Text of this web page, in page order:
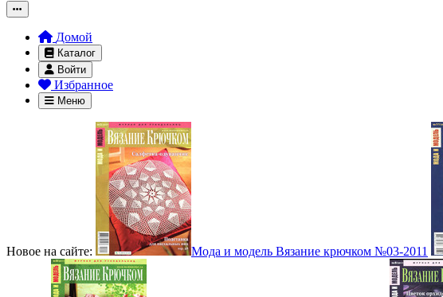
Домой
Каталог
Войти
Избранное
Меню
Новое на сайте: Мода и модель Вязание крючком №03-2011